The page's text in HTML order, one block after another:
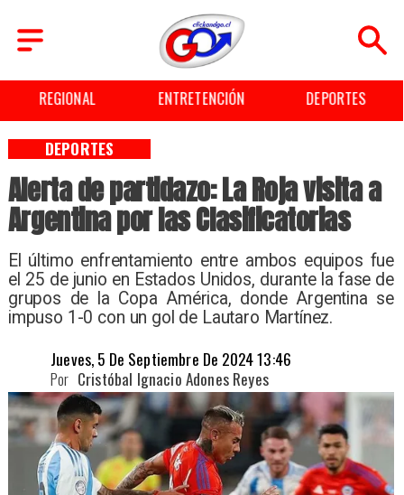
ENTRETENCIÓN DEPORTES CULTURA
Alerta de partidazo: La Roja visita a
Argentina por las Clasificatorias
​El último enfrentamiento entre ambos equipos fue
el 25 de junio en Estados Unidos, durante la fase de
grupos de la Copa América, donde Argentina se
impuso 1-0 con un gol de Lautaro Martínez.
DEPORTES
Jueves, 5 De Septiembre De 2024 13:46
Cristóbal Ignacio Adones Reyes
Por